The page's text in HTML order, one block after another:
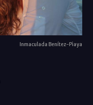
Inmaculada Benítez-Piaya